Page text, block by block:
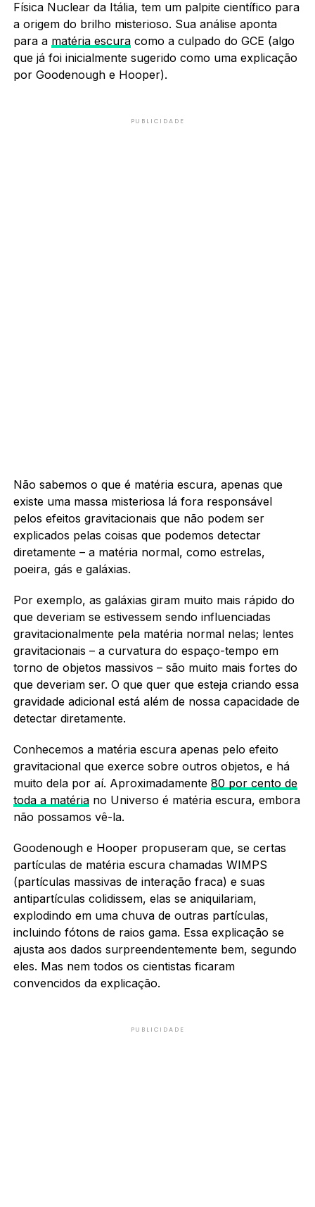
Física Nuclear da Itália, tem um palpite científico para
a origem do brilho misterioso. Sua análise aponta
para a matéria escuracomo a culpado do GCE (algo
que já foi inicialmente sugerido como uma explicação
por Goodenough e Hooper).
PUBLICIDADE
Não sabemos o que é matéria escura, apenas que
existe uma massa misteriosa lá fora responsável
pelos efeitos gravitacionais que não podem ser
explicados pelas coisas que podemos detectar
diretamente – a matéria normal, como estrelas,
poeira, gás e galáxias.
Por exemplo, as galáxias giram muito mais rápido do
que deveriam se estivessem sendo influenciadas
gravitacionalmente pela matéria normal nelas; lentes
gravitacionais – a curvatura do espaço-tempo em
torno de objetos massivos – são muito mais fortes do
que deveriam ser. O que quer que esteja criando essa
gravidade adicional está além de nossa capacidade de
detectar diretamente.
Conhecemos a matéria escura apenas pelo efeito
gravitacional que exerce sobre outros objetos, e há
muito dela por aí. Aproximadamente 80 por cento de
toda a matériano Universo é matéria escura, embora
não possamos vê-la.
Goodenough e Hooper propuseram que, se certas
partículas de matéria escura chamadas WIMPS
(partículas massivas de interação fraca) e suas
antipartículas colidissem, elas se aniquilariam,
explodindo em uma chuva de outras partículas,
incluindo fótons de raios gama. Essa explicação se
ajusta aos dados surpreendentemente bem, segundo
eles. Mas nem todos os cientistas ficaram
convencidos da explicação.
PUBLICIDADE